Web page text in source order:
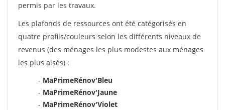
permis par les travaux.
Les plafonds de ressources ont été catégorisés en
quatre profils/couleurs selon les différents niveaux de
revenus (des ménages les plus modestes aux ménages
les plus aisés) :
- MaPrimeRénov'Bleu
- MaPrimeRénov'Jaune
- MaPrimeRénov'Violet